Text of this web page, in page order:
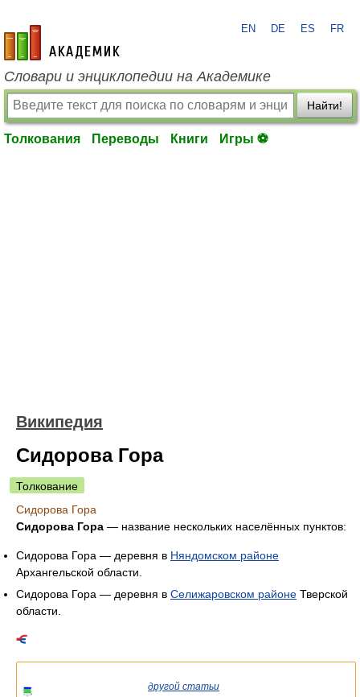
academic.ru
EN DE ES FR
Словари и энциклопедии на Академике
Найти!
Толкования Переводы Книги Игры ⚽
Википедия
Сидорова Гора
Толкование
Сидорова Гора
Сидорова Гора — название нескольких населённых пунктов:
Сидорова Гора — деревня в Няндомском районе
Архангельской области.
Сидорова Гора — деревня в Селижаровском районе Тверской
области.
другой статьи